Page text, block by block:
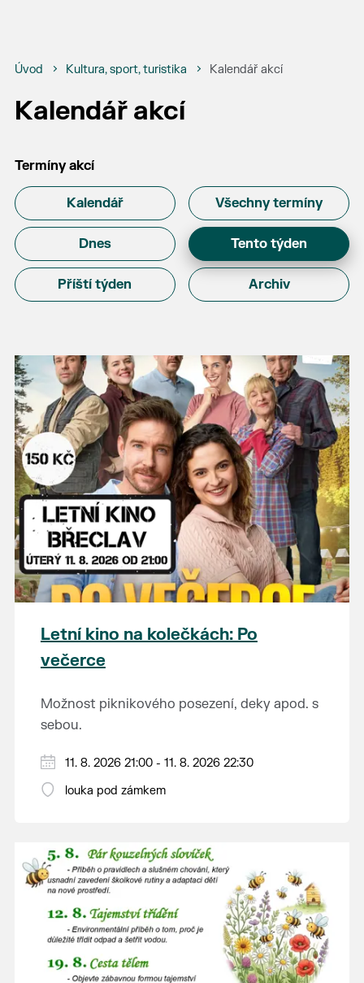
Úvod Kultura, sport, turistika Kalendář akcí
Kalendář akcí
Termíny akcí
Kalendář Všechny termíny
Dnes Tento týden
Příští týden Archiv
Letní kino na kolečkách: Po
večerce
Možnost piknikového posezení, deky apod. s
sebou.
V případě nepřízně počasí se promítání ruší.
Kino otevřeno hodinu před promítáním,
11. 8. 2026 21:00 - 11. 8. 2026 22:30
louka pod zámkem